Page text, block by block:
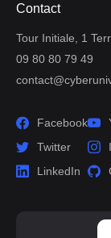
Contact
Tour Initiale, 1
09 80 80 79 49
Facebook
Twitter
LinkedIn